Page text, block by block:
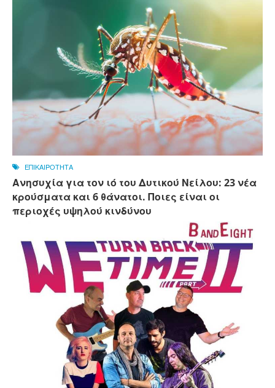
ΕΠΙΚΑΙΡΟΤΗΤΑ
Ανησυχία για τον ιό του Δυτικού Νείλου: 23 νέα
κρούσματα και 6 θάνατοι. Ποιες είναι οι
περιοχές υψηλού κινδύνου